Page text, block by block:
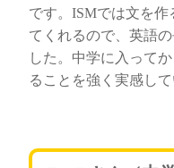
です。ISMでは文を作
てくれるので、英語
した。中学に入って
ることを強く実感して